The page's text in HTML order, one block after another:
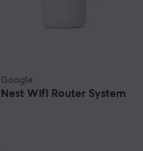
Google
Nest Wifi Router System